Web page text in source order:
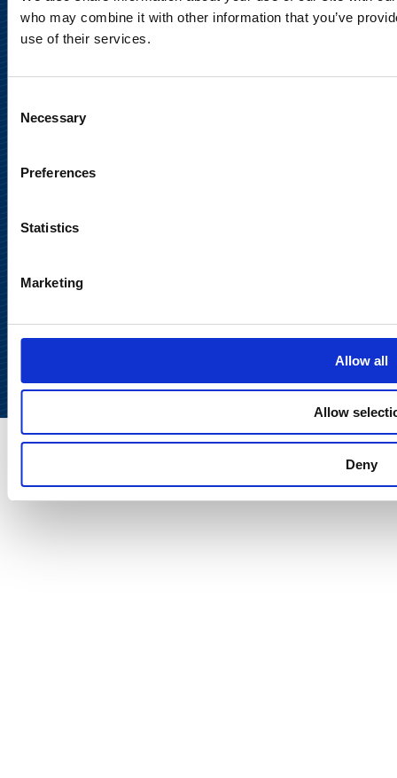
who may combine it with other information that you’ve
use of their services.
Selection
Necessary
Preferences
Statistics
Marketing
Allow all
Allow
Deny
Tietosuojaseloste
Käyttöehdot
Sosiaalinen media
ylös